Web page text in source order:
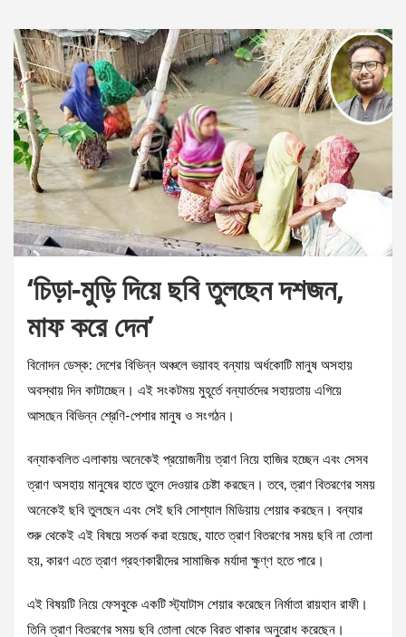
‘চিড়া-মুড়ি দিয়ে ছবি তুলছেন দশজন,
মাফ করে দেন’
বিনোদন ডেস্ক: দেশের বিভিন্ন অঞ্চলে ভয়াবহ বন্যায় অর্ধকোটি মানুষ অসহায়
অবস্থায় দিন কাটাচ্ছেন। এই সংকটময় মুহূর্তে বন্যার্তদের সহায়তায় এগিয়ে
আসছেন বিভিন্ন শ্রেণি-পেশার মানুষ ও সংগঠন।
বন্যাকবলিত এলাকায় অনেকেই প্রয়োজনীয় ত্রাণ নিয়ে হাজির হচ্ছেন এবং সেসব
ত্রাণ অসহায় মানুষের হাতে তুলে দেওয়ার চেষ্টা করছেন। তবে, ত্রাণ বিতরণের সময়
অনেকেই ছবি তুলছেন এবং সেই ছবি সোশ্যাল মিডিয়ায় শেয়ার করছেন। বন্যার
শুরু থেকেই এই বিষয়ে সতর্ক করা হয়েছে, যাতে ত্রাণ বিতরণের সময় ছবি না তোলা
হয়, কারণ এতে ত্রাণ গ্রহণকারীদের সামাজিক মর্যাদা ক্ষুণ্ণ হতে পারে।
এই বিষয়টি নিয়ে ফেসবুকে একটি স্ট্যাটাস শেয়ার করেছেন নির্মাতা রায়হান রাফী।
তিনি ত্রাণ বিতরণের সময় ছবি তোলা থেকে বিরত থাকার অনুরোধ করেছেন।